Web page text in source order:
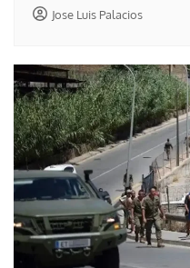
Jose Luis Palacios